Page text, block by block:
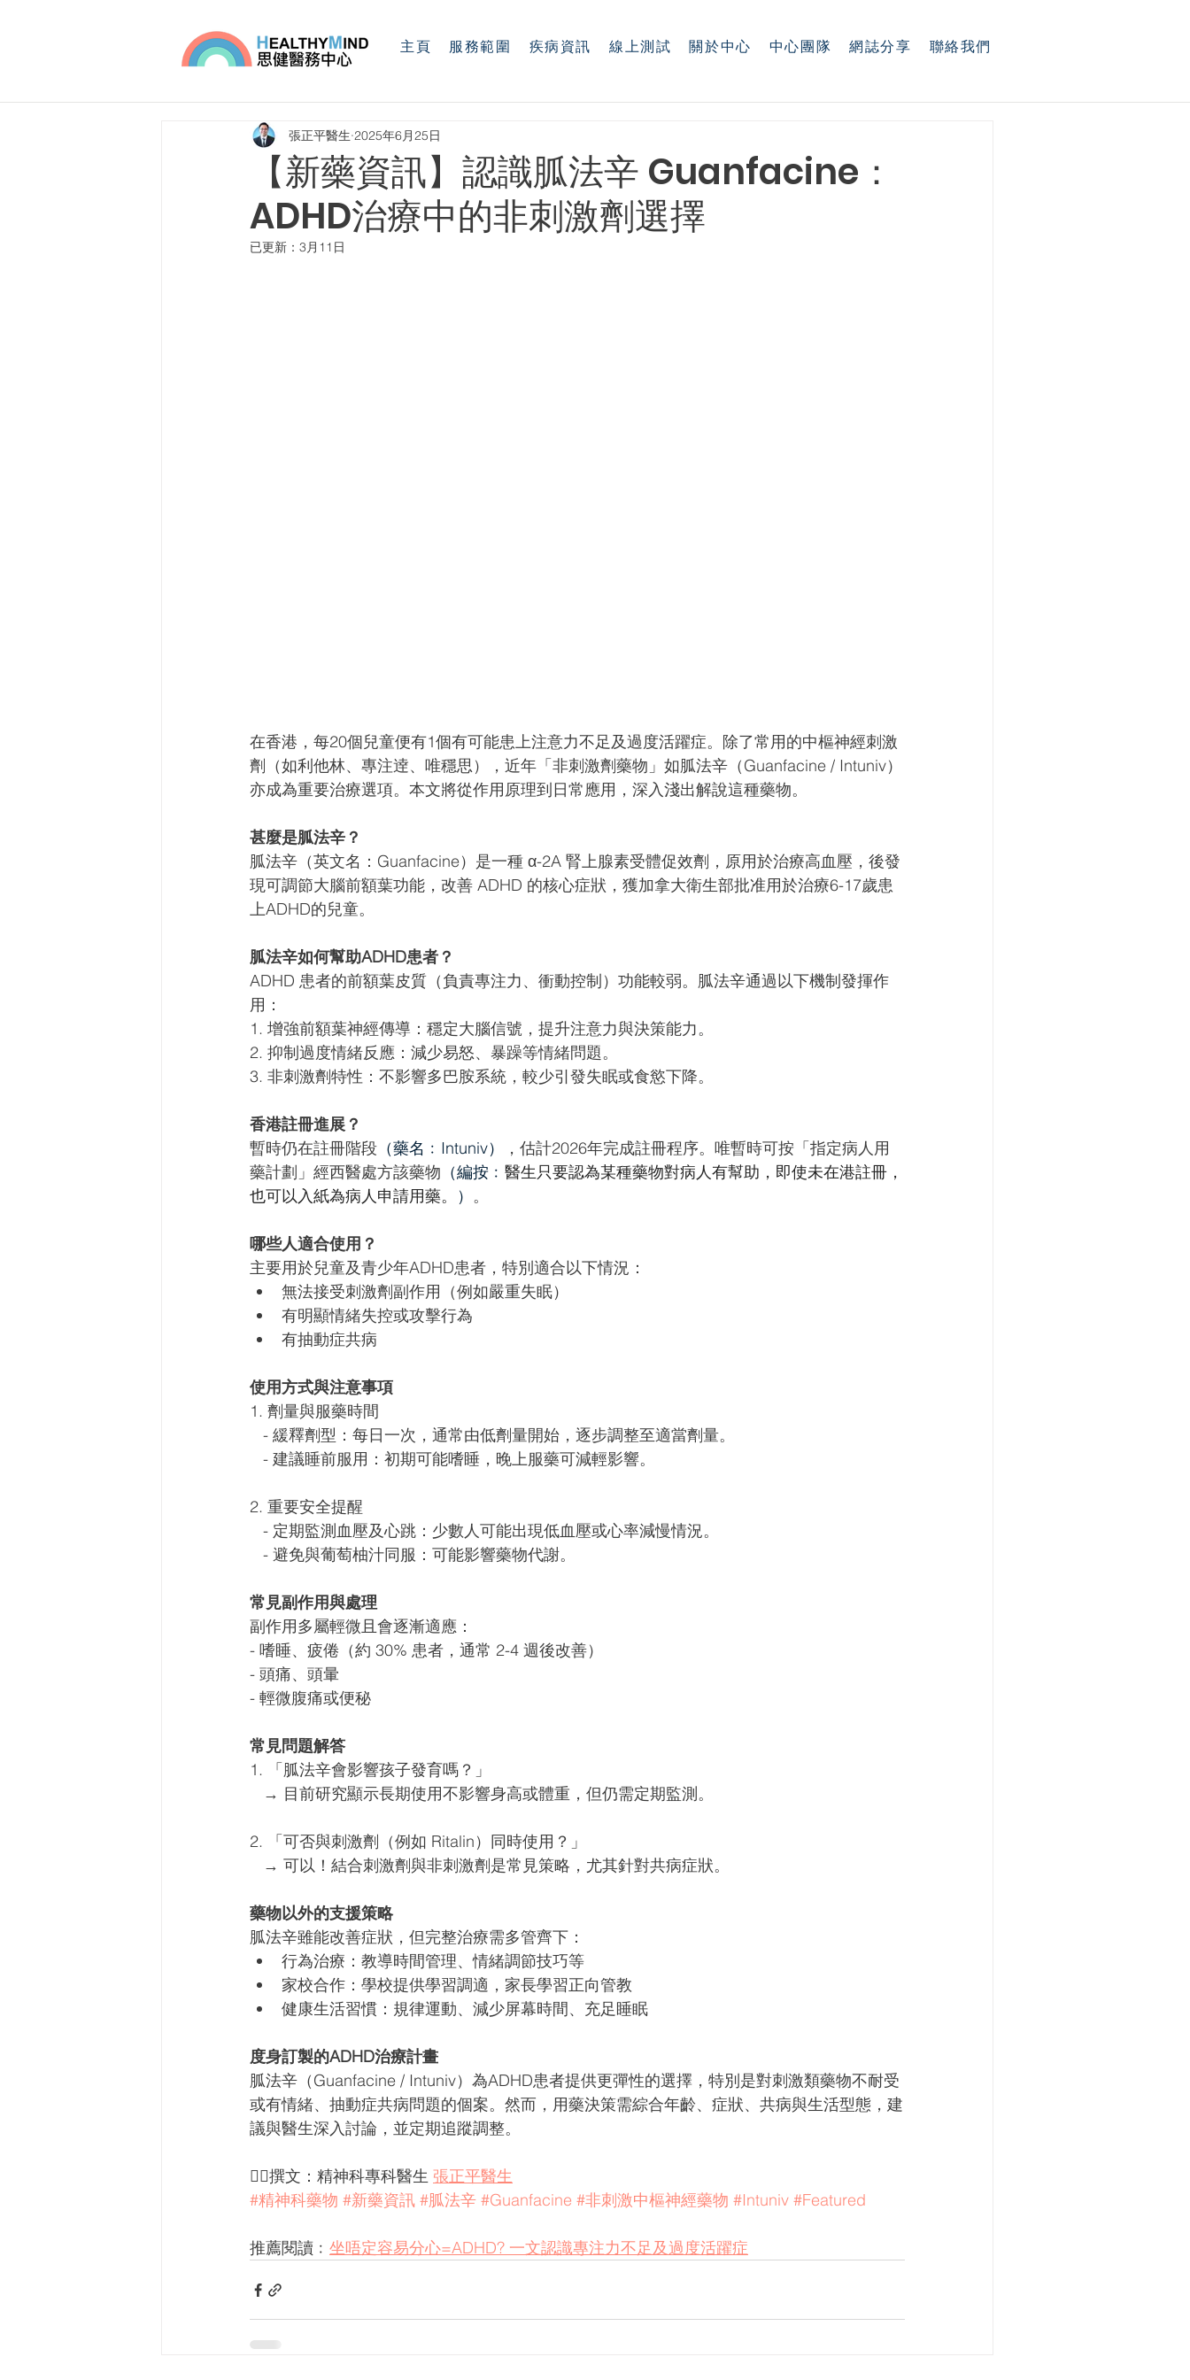
主頁 服務範圍 疾病資訊 線上測試 關於中心 中心團隊 網誌分享 聯絡我們
【新藥資訊】認識胍法辛 Guanfacine：
ADHD治療中的非刺激劑選擇
張正平醫生 2025年6月25日
已更新： 3月11日
在香港，每20個兒童便有1個有可能患上注意力不足及過度活躍症。除了常用的中樞神經刺激
劑（如利他林、專注逹、唯穩思），近年「非刺激劑藥物」如胍法辛（Guanfacine / Intuniv）
亦成為重要治療選項。本文將從作用原理到日常應用，深入淺出解說這種藥物。
甚麼是胍法辛？
胍法辛（英文名：Guanfacine）是一種 α-2A 腎上腺素受體促效劑，原用於治療高血壓，後發
現可調節大腦前額葉功能，改善 ADHD 的核心症狀，獲加拿大衛生部批准用於治療6-17歲患
上ADHD的兒童。
胍法辛如何幫助ADHD患者？
ADHD 患者的前額葉皮質（負責專注力、衝動控制）功能較弱。胍法辛通過以下機制發揮作
用：
1. 增強前額葉神經傳導：穩定大腦信號，提升注意力與決策能力。
2. 抑制過度情緒反應：減少易怒、暴躁等情緒問題。
3. 非刺激劑特性：不影響多巴胺系統，較少引發失眠或食慾下降。
香港註冊進展？
暫時仍在註冊階段 （藥名﹕Intuniv）
，估計2026年完成註冊程序。唯暫時可按「指定病人用
藥計劃」經西醫處方該藥物 （編按﹕ 醫生只要認為某種藥物對病人有幫助，即使未在港註冊，
也可以入紙為病人申請用藥。
） 。
哪些人適合使用？
主要用於兒童及青少年ADHD患者，特別適合以下情況：
無法接受刺激劑副作用（例如嚴重失眠）
有明顯情緒失控或攻擊行為
有抽動症共病
使用方式與注意事項
1. 劑量與服藥時間
- 緩釋劑型：每日一次，通常由低劑量開始，逐步調整至適當劑量。
- 建議睡前服用：初期可能嗜睡，晚上服藥可減輕影響。
2. 重要安全提醒
- 定期監測血壓及心跳：少數人可能出現低血壓或心率減慢情況。
- 避免與葡萄柚汁同服：可能影響藥物代謝。
常見副作用與處理
副作用多屬輕微且會逐漸適應：
- 嗜睡、疲倦（約 30% 患者，通常 2-4 週後改善）
- 頭痛、頭暈
- 輕微腹痛或便秘
常見問題解答
1. 「胍法辛會影響孩子發育嗎？」
→ 目前研究顯示長期使用不影響身高或體重，但仍需定期監測。
2. 「可否與刺激劑（例如 Ritalin）同時使用？」
→ 可以！結合刺激劑與非刺激劑是常見策略，尤其針對共病症狀。
藥物以外的支援策略
胍法辛雖能改善症狀，但完整治療需多管齊下：
行為治療：教導時間管理、情緒調節技巧等
家校合作：學校提供學習調適，家長學習正向管教
健康生活習慣：規律運動、減少屏幕時間、充足睡眠
度身訂製的ADHD治療計畫
胍法辛（Guanfacine / Intuniv）為ADHD患者提供更彈性的選擇，特別是對刺激類藥物不耐受
或有情緒、抽動症共病問題的個案。然而，用藥決策需綜合年齡、症狀、共病與生活型態，建
議與醫生深入討論，並定期追蹤調整。
✍🏻撰文：精神科專科醫生 張正平醫生
#精神科藥物 #新藥資訊 #胍法辛 #Guanfacine #非刺激中樞神經藥物 #Intuniv #Featured
推薦閱讀﹕ 坐唔定容易分心=ADHD? 一文認識專注力不足及過度活躍症